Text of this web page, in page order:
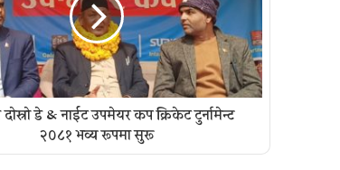
डे & नाईट उपमेयर कप क्रिकेट टुर्नामेन्ट
२०८१ भव्य रूपमा सुरू